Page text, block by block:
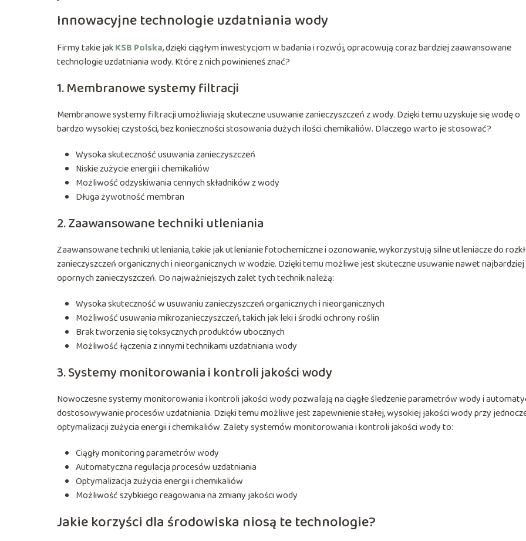
Innowacyjne technologie uzdatniania wody
Firmy takie jakKSB Polska, dzięki ciągłym inwestycjom w badania i rozwój, opracowują coraz bardziej zaawansowane
technologie uzdatniania wody. Które z nich powinieneś znać?
1. Membranowe systemy filtracji
Membranowe systemy filtracji umożliwiają skuteczne usuwanie zanieczyszczeń z wody. Dzięki temu uzyskuje się wodę o
bardzo wysokiej czystości, bez konieczności stosowania dużych ilości chemikaliów. Dlaczego warto je stosować?
Wysoka skuteczność usuwania zanieczyszczeń
Niskie zużycie energii i chemikaliów
Możliwość odzyskiwania cennych składników z wody
Długa żywotność membran
2. Zaawansowane techniki utleniania
Zaawansowane techniki utleniania, takie jak utlenianie fotochemiczne i ozonowanie, wykorzystują silne utleniacze do
zanieczyszczeń organicznych i nieorganicznych w wodzie. Dzięki temu możliwe jest skuteczne usuwanie nawet najbardziej
opornych zanieczyszczeń. Do najważniejszych zalet tych technik należą:
Wysoka skuteczność w usuwaniu zanieczyszczeń organicznych i nieorganicznych
Możliwość usuwania mikrozanieczyszczeń, takich jak leki i środki ochrony roślin
Brak tworzenia się toksycznych produktów ubocznych
Możliwość łączenia z innymi technikami uzdatniania wody
3. Systemy monitorowania i kontroli jakości wody
Nowoczesne systemy monitorowania i kontroli jakości wody pozwalają na ciągłe śledzenie parametrów wody i
dostosowywanie procesów uzdatniania. Dzięki temu możliwe jest zapewnienie stałej, wysokiej jakości wody przy
optymalizacji zużycia energii i chemikaliów. Zalety systemów monitorowania i kontroli jakości wody to:
Ciągły monitoring parametrów wody
Automatyczna regulacja procesów uzdatniania
Optymalizacja zużycia energii i chemikaliów
Możliwość szybkiego reagowania na zmiany jakości wody
Jakie korzyści dla środowiska niosą te technologie?